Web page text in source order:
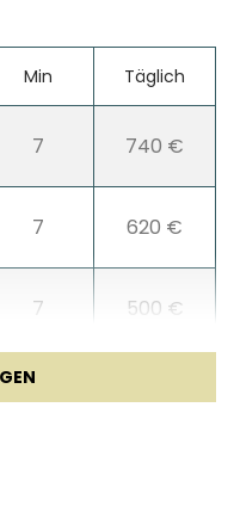
Min Täglich
7 740 €
7 620 €
7 500 €
5